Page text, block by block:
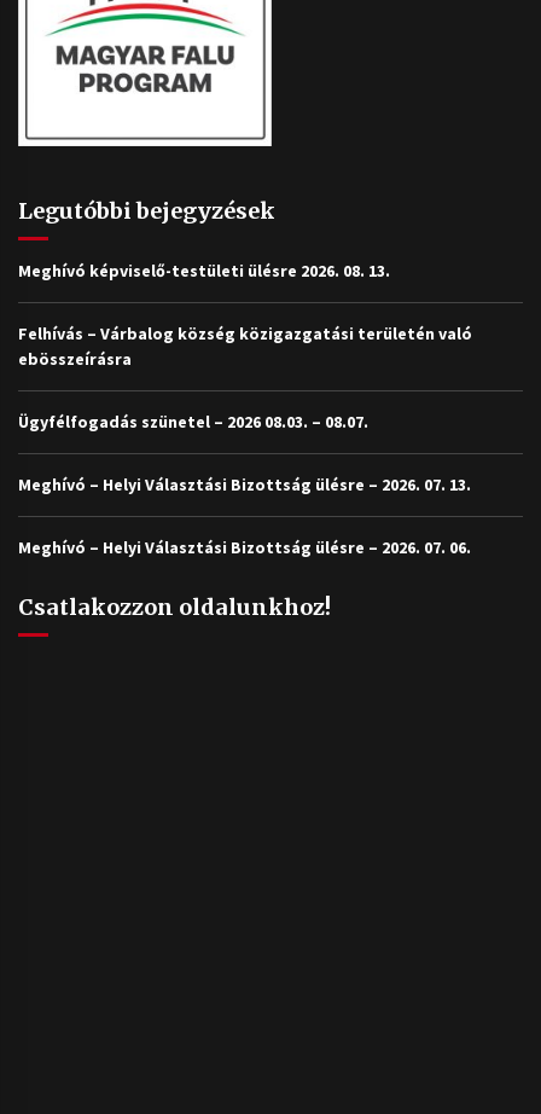
Legutóbbi bejegyzések
Meghívó képviselő-testületi ülésre 2026. 08. 13.
Felhívás – Várbalog község közigazgatási területén való
ebösszeírásra
Ügyfélfogadás szünetel – 2026 08.03. – 08.07.
Meghívó – Helyi Választási Bizottság ülésre – 2026. 07. 13.
Meghívó – Helyi Választási Bizottság ülésre – 2026. 07. 06.
Csatlakozzon oldalunkhoz!